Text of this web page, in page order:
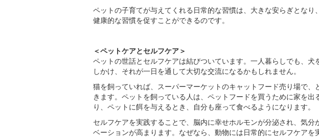
ペットの子育てが与えてくれる日常的な習慣は、大きな安らぎとな
健康的な習慣を促すことができるのです。
＜ペットケアとセルフケア＞
ペットの世話とセルフケアは結びついています。一人暮らしでも、
しかけ、それが一日を通して大切な交流になるかもしれません。
猫を飼っていれば、スーパーマーケットのキャットフード売り場で
きます。ペットを飼っている人は、ペットフードを買うために家を
り、ペットに餌を与えるとき、自分も座って食べるようになります。
セルフケアを実践することで、脳内に幸せホルモンが分泌され、気
ベーションが高まります。なぜなら、動物には日常的にセルフケア